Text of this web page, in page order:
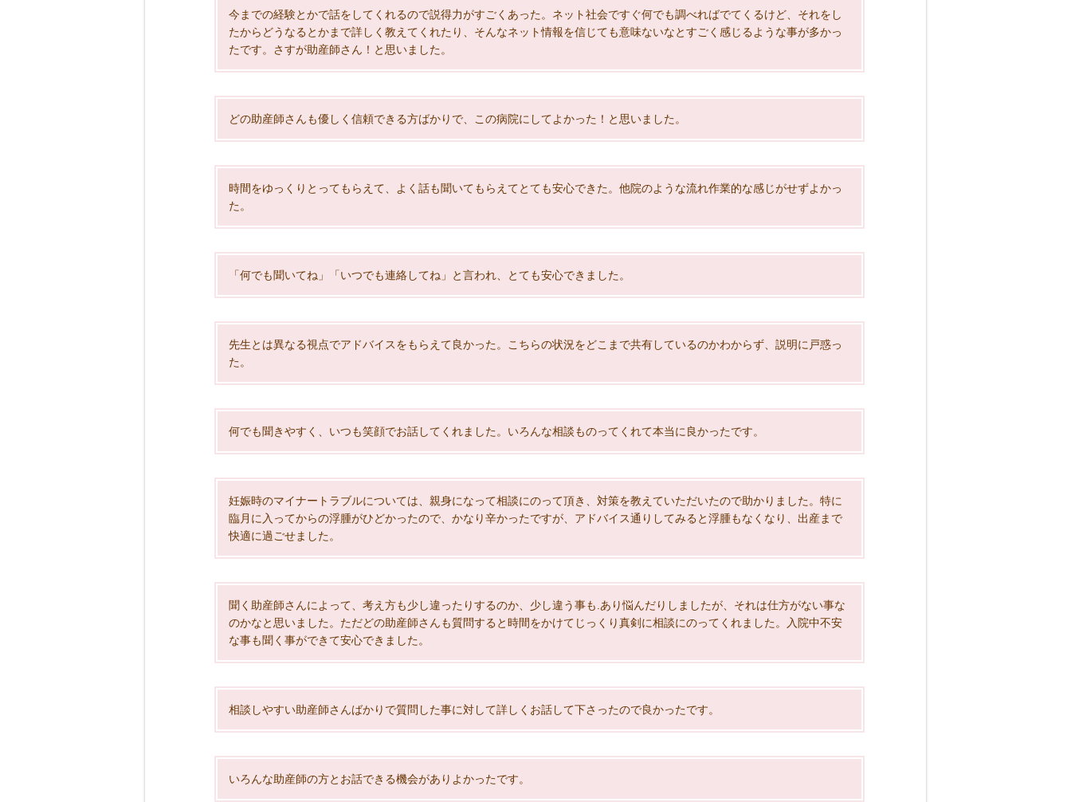
今までの経験とかで話をしてくれるので説得力がすごくあった。ネット社会ですぐ何でも調べればでてくるけど、それをし
たからどうなるとかまで詳しく教えてくれたり、そんなネット情報を信じても意味ないなとすごく感じるような事が多かっ
たです。さすが助産師さん！と思いました。
どの助産師さんも優しく信頼できる方ばかりで、この病院にしてよかった！と思いました。
時間をゆっくりとってもらえて、よく話も聞いてもらえてとても安心できた。他院のような流れ作業的な感じがせずよかっ
た。
「何でも聞いてね」「いつでも連絡してね」と言われ、とても安心できました。
先生とは異なる視点でアドバイスをもらえて良かった。こちらの状況をどこまで共有しているのかわからず、説明に戸惑っ
た。
何でも聞きやすく、いつも笑顔でお話してくれました。いろんな相談ものってくれて本当に良かったです。
妊娠時のマイナートラブルについては、親身になって相談にのって頂き、対策を教えていただいたので助かりました。特に
臨月に入ってからの浮腫がひどかったので、かなり辛かったですが、アドバイス通りしてみると浮腫もなくなり、出産まで
快適に過ごせました。
聞く助産師さんによって、考え方も少し違ったりするのか、少し違う事も.あり悩んだりしましたが、それは仕方がない事な
のかなと思いました。ただどの助産師さんも質問すると時間をかけてじっくり真剣に相談にのってくれました。入院中不安
な事も聞く事ができて安心できました。
相談しやすい助産師さんばかりで質問した事に対して詳しくお話して下さったので良かったです。
いろんな助産師の方とお話できる機会がありよかったです。